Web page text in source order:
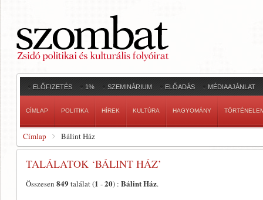
ELŐFIZETÉS 1% SZEMINÁRIUM ELŐADÁS MÉDIAAJÁNLAT
CÍMLAP POLITIKA HÍREK KULTÚRA HAGYOMÁNY
Címlap Bálint Ház
TALÁLATOK ‘BÁLINT HÁZ’
Összesen 849 találat (1 -20) : Bálint Ház.